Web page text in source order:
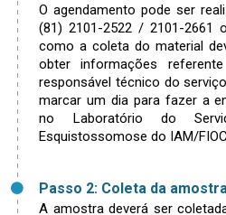
O agendamento pode ser
(81) 2101-2522 / 2101-2661
como a coleta do material
obter informações
responsável técnico do
marcar um dia para fazer a
no Laboratório do
Esquistossomose do IAM/
Passo 2: Coleta da amostra
A amostra deverá ser